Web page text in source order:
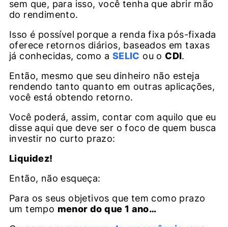
sem que, para isso, você tenha que abrir mão
do rendimento.
Isso é possível porque a renda fixa pós-fixada
oferece retornos diários, baseados em taxas
já conhecidas, como a SELIC ou oCDI.
Então, mesmo que seu dinheiro não esteja
rendendo tanto quanto em outras aplicações,
você está obtendo retorno.
Você poderá, assim, contar com aquilo que eu
disse aqui que deve ser o foco de quem busca
investir no curto prazo:
Liquidez!
Então, não esqueça:
Para os seus objetivos que tem como prazo
um tempo menor do que 1 ano…